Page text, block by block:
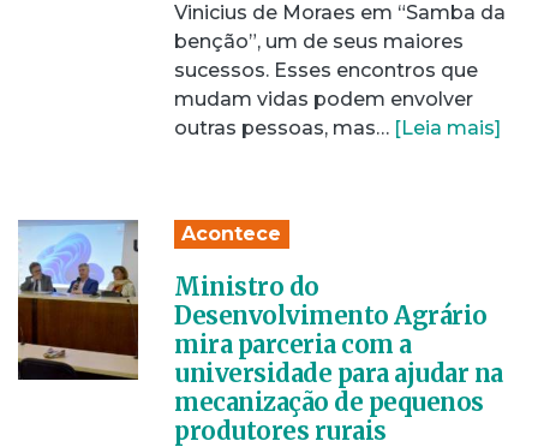
Vinicius de Moraes em “Samba da
benção”, um de seus maiores
sucessos. Esses encontros que
mudam vidas podem envolver
outras pessoas, mas… [Leia mais]
Acontece
Ministro do
Desenvolvimento Agrário
mira parceria com a
universidade para ajudar na
mecanização de pequenos
produtores rurais